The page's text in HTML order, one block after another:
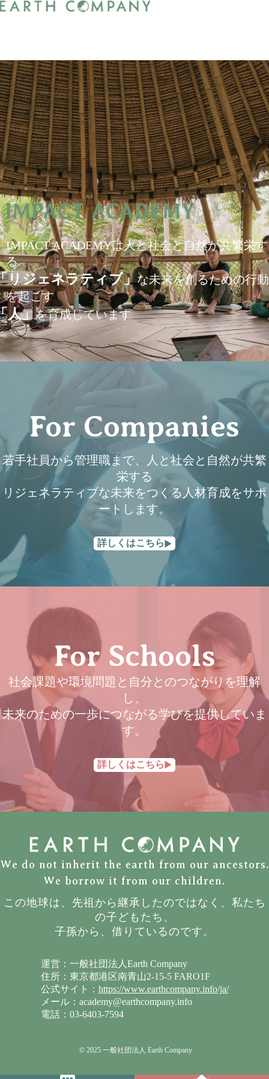
IMPACT ACADEMYは人と社会と自然が共繁栄す
る
リジェネラティブ」な未来を創るための行動
を起こす
人」を育成しています
For Companies
若手社員から管理職まで、人と社会と自然が共繁
栄する
リジェネラティブな未来をつくる人材育成をサポ
ートします。
詳しくはこちら
For Schools
社会課題や環境問題と自分とのつながりを理解
し、
未来のための一歩につながる学びを提供していま
す。
詳しくはこちら
We do not inherit the earth from our ancestors.
We borrow it from our children.
この地球は、先祖から継承したのではなく、私たち
の子どもたち、
子孫から、借りているのです。
運営：一般社団法人Earth Company
住所：東京都港区南青山2-15-5 FARO1F
公式サイト： https://www.earthcompany.info/ja/
メール：academy@earthcompany.info
電話：03-6403-7594
© 2025 一般社団法人 Earth Company